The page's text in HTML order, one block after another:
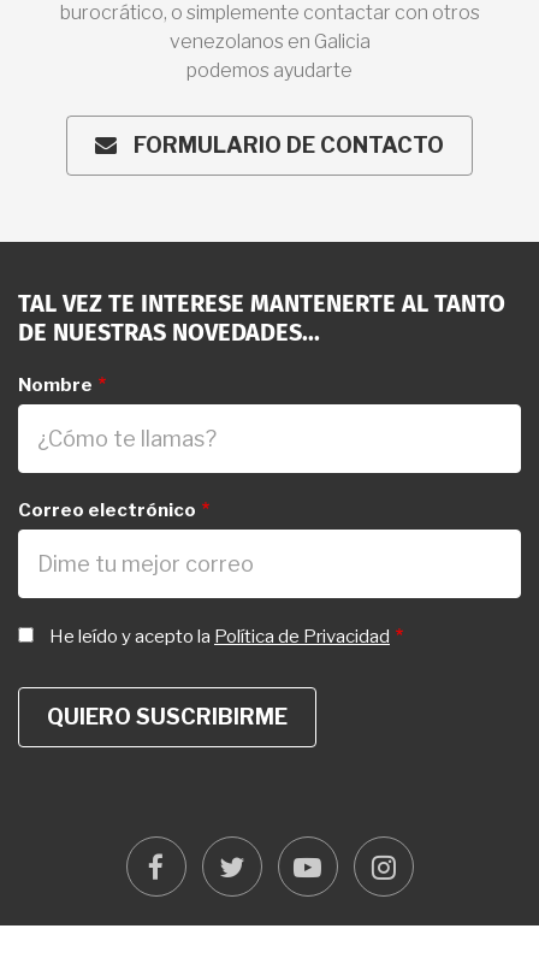
burocrático, o simplemente contactar con otros
venezolanos en Galicia
podemos ayudarte
ENVELOPE
FORMULARIO DE CONTACTO
TAL VEZ TE INTERESE MANTENERTE AL TANTO
DE NUESTRAS NOVEDADES...
Nombre
Correo electrónico
He leído y acepto la Política de Privacidad
facebooktwitter youtubeinstagram